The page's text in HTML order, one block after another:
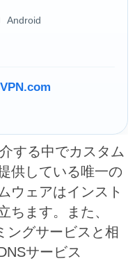
Android
する中でカスタム
供している唯一の
ウェアはインスト
ちます。また、
ングサービスと相
サービス